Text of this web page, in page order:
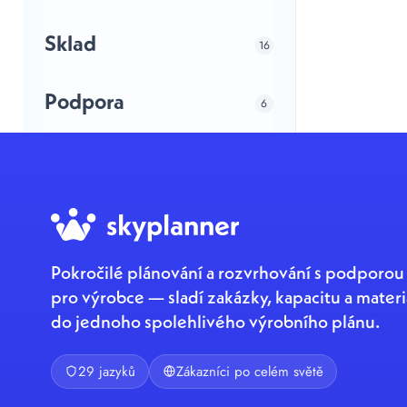
Sklad 16
Podpora 6
Pokročilé plánování a rozvrhování s podporou
pro výrobce — sladí zakázky, kapacitu a
do jednoho spolehlivého výrobního plánu.
29 jazyků Zákazníci po celém světě